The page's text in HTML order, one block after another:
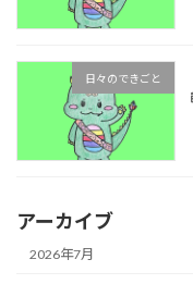
日々のできごと
アーカイブ
2026年7月